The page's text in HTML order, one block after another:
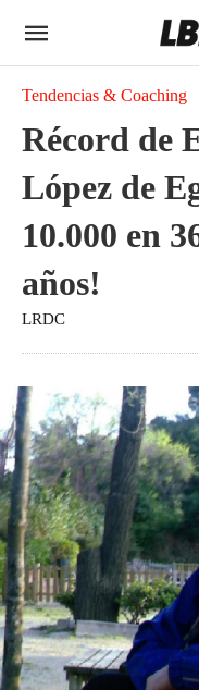
Tendencias & Coaching
Récord de
López de
10.000 en
años!
LRDC